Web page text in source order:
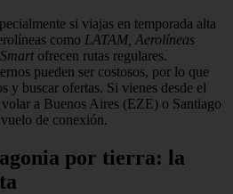
si viajas en temporada alta
como LATAM, Aerolíneas
ofrecen rutas regulares.
pueden ser costosos, por lo que
y buscar ofertas. Si vienes desde el
a Buenos Aires (EZE) o Santiago
de conexión.
por tierra: la